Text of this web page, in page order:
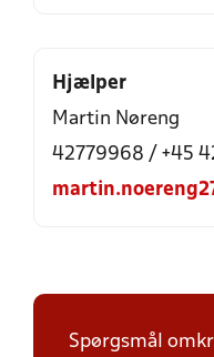
Hjælper
Martin Nøreng
42779968 / +45
Spørgsmål